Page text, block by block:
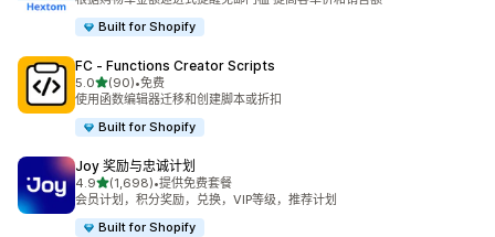
Built for Shopify
FC ‑ Functions Creator Scripts
5.0星（满分 5 星）
(90)
总共 90 条评论
•免费
使用函数编辑器迁移和创建脚本或折扣
Built for Shopify
Joy 奖励与忠诚计划
4.9星（满分 5 星）
(1,698)
总共 1698 条评论
•提供免费套餐
会员计划，积分奖励，兑换，VIP等级，推荐计划
Built for Shopify